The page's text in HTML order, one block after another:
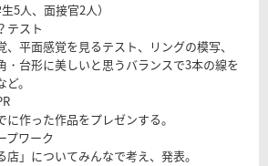
5人、面接官2人）
テスト
、平面感覚を見るテスト、リングの模写、
・台形に美しいと思うバランスで3本の線を
。
に作った作品をプレゼンする。
プワーク
店」についてみんなで考え、発表。